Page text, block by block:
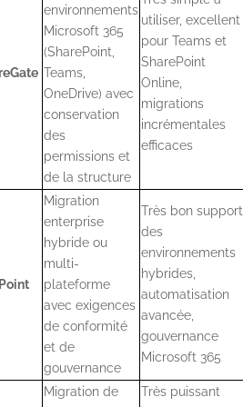
environnements
Microsoft 365
(SharePoint,
Teams,
OneDrive) avec
conservation
des
permissions et
de la structure
utiliser, excellent
pour Teams et
SharePoint
Online,
migrations
incrémentales
efficaces
Migration
enterprise
hybride ou
multi-
plateforme
avec exigences
de conformité
et de
gouvernance
Très bon support
des
environnements
hybrides,
automatisation
avancée,
gouvernance
Microsoft 365
Migration de
Très puissant